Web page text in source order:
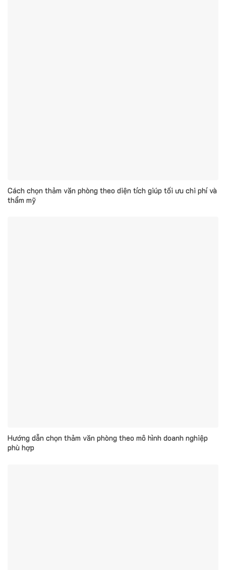
Cách chọn thảm văn phòng theo diện tích giúp tối ưu chi phí và
thẩm mỹ
Hướng dẫn chọn thảm văn phòng theo mô hình doanh nghiệp
phù hợp